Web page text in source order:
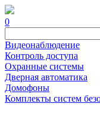
0
Видеонаблюдение
Контроль доступа
Охранные системы
Дверная автоматика
Домофоны
Комплекты систем